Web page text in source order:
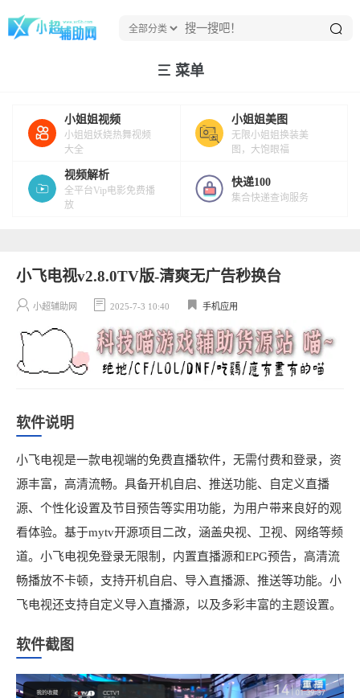
菜单
小姐姐视频
小姐姐妖娆热舞视频
大全
小姐姐美图
无限小姐姐换装美
图，大饱眼福
视频解析
全平台Vip电影免费播
放
快递100
集合快递查询服务
小飞电视v2.8.0TV版-清爽无广告秒换台
小超辅助网 2025-7-3 10:40 手机应用
软件说明
小飞电视是一款电视端的免费直播软件，无需付费和登录，资
源丰富，高清流畅。具备开机自启、推送功能、自定义直播
源、个性化设置及节目预告等实用功能，为用户带来良好的观
看体验。基于mytv开源项目二改，涵盖央视、卫视、网络等频
道。小飞电视免登录无限制，内置直播源和EPG预告，高清流
畅播放不卡顿，支持开机自启、导入直播源、推送等功能。小
飞电视还支持自定义导入直播源，以及多彩丰富的主题设置。
软件截图